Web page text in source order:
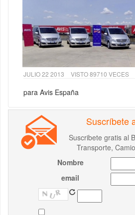
JULIO 22 2013 VISTO 89710 VECES
para Avis España
Suscríbete
Suscribete gratis al
Transporte,
Nombre
email